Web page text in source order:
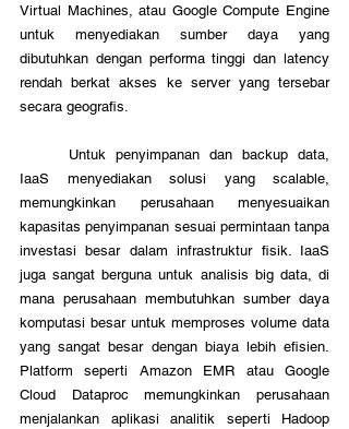
Virtual Machines, atau Google Compute Engine
untuk menyediakan sumber daya yang
dibutuhkan dengan performa tinggi dan latency
rendah berkat akses ke server yang tersebar
secara geografis.
IaaS menyediakan solusi yang scalable,
memungkinkan perusahaan menyesuaikan
kapasitas penyimpanan sesuai permintaan tanpa
investasi besar dalam infrastruktur fisik. IaaS
juga sangat berguna untuk analisis big data, di
mana perusahaan membutuhkan sumber daya
komputasi besar untuk memproses volume data
yang sangat besar dengan biaya lebih efisien.
Platform seperti Amazon EMR atau Google
Cloud Dataproc memungkinkan perusahaan
menjalankan aplikasi analitik seperti Hadoop